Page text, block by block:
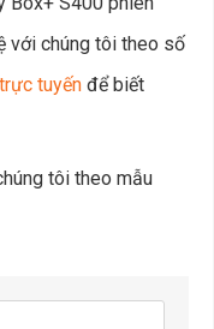
với chúng tôi theo số
tuyến để biết
tôi theo mẫu